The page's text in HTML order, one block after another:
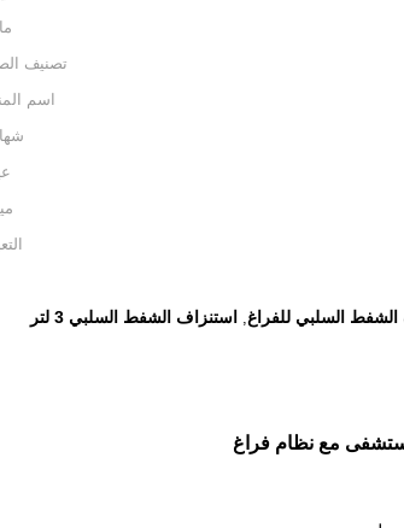
تصنيف
اسم
الشفط السلبي للفراغ, استنزاف الشفط السلبي 3 لتر
مع نظام فراغ